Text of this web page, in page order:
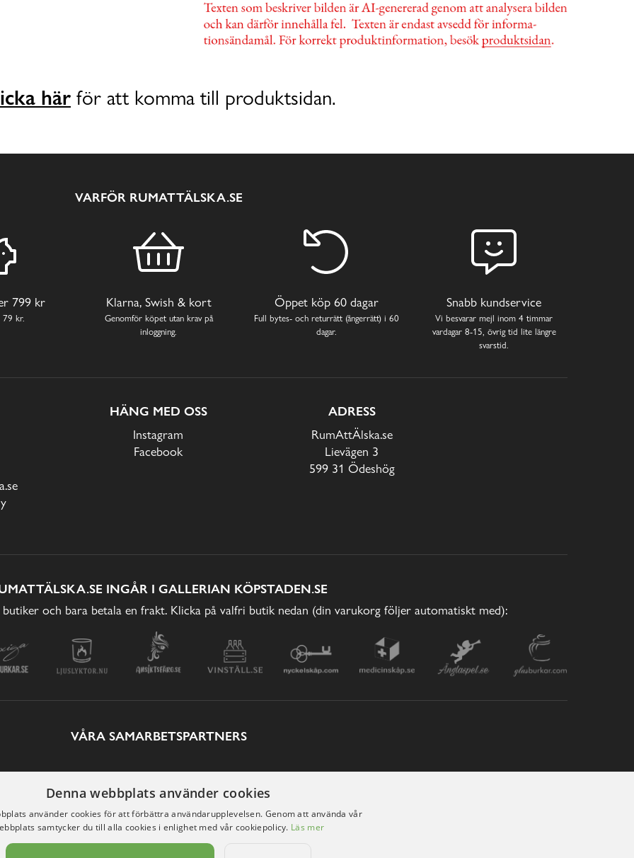
här för att komma till produktsidan.
VARFÖR RUMATTÄLSKA.SE
799 kr
79 kr.
Klarna, Swish & kort
Genomför köpet utan krav på
inloggning.
Öppet köp 60 dagar
Full bytes- och returrätt (ångerrätt) i 60
dagar.
Snabb kundservice
Vi besvarar mejl inom 4 timmar
vardagar 8-15, övrig tid lite längre
svarstid.
HÄNG MED OSS
Instagram
Facebook
ADRESS
RumAttÄlska.se
Lievägen 3
599 31 Ödeshög
INGÅR I GALLERIAN KÖPSTADEN.SE
och bara betala en frakt. Klicka på valfri butik nedan (din varukorg följer automatiskt med):
VÅRA SAMARBETSPARTNERS
Denna webbplats använder cookies
använder cookies för att förbättra användarupplevelsen. Genom att använda vår
samtycker du till alla cookies i enlighet med vår cookiepolicy. Läs mer